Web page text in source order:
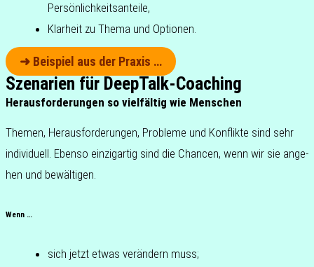
Persönlichkeitsanteile,
Klar­heit zu Thema und Optionen.
➜ Bei­spiel aus der Praxis …
Szenarien für DeepTalk-Coaching
Herausforderungen so vielfältig wie Menschen
Themen, Her­aus­for­de­run­gen, Pro­ble­me und Kon­flik­te sind sehr
indi­vi­du­ell. Ebenso ein­zig­ar­tig sind die Chan­cen, wenn wir sie ange­
hen und bewältigen.
Wenn …
sich jetzt etwas ver­än­dern muss;